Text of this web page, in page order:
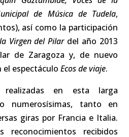
de Música de Tudela,
así como la participación
Virgen del Pilardel año 2013
de Zaragoza y, de nuevo
el espectáculo Ecos de viaje.
en esta larga
numerosísimas, tanto en
giras por Francia e Italia.
reconocimientos recibidos